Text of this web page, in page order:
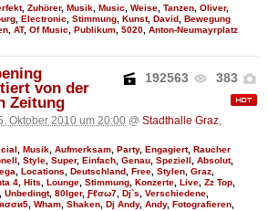
, Zuhörer, Musik, Music, Weise, Tanzen, Oliver,
, Electronic, Stimmung, Kunst, David, Bewegung
, AT, Of Music, Publikum, 5020, Anton-Neumayrplatz
192563 383
von der
Zeitung
Oktober 2010 um 20:00 @ Stadthalle Graz
Musik Aufmerksam Party, Engagiert, Raucher
Style Super, Einfach Genau Speziell Absolut,
Locations Deutschland Free Stylen Graz
4 Hits Lounge Stimmung Konzerte Live Zz Top
Unbedingt, 80Iger, Ƒℓσω7 Dj`s Verschiedene
Wham Shaken Dj Andy, Andy, Fotografieren